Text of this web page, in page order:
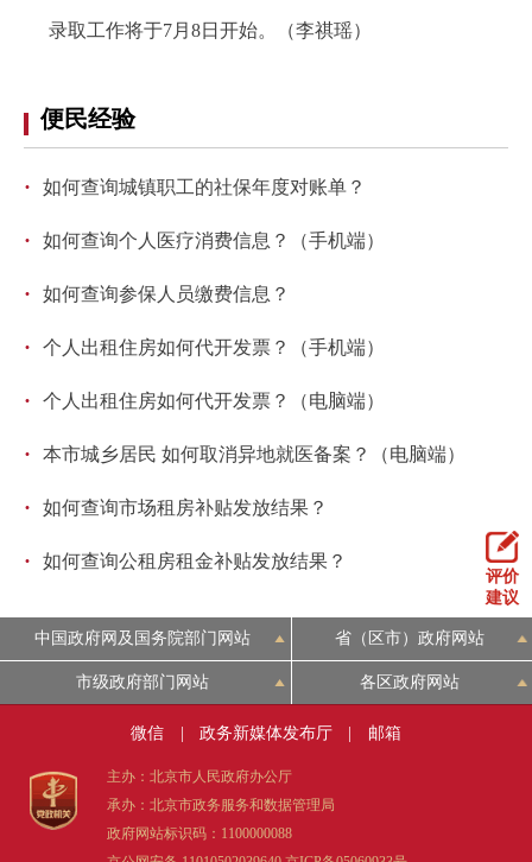
录取工作将于7月8日开始。（李祺瑶）
便民经验
· 如何查询城镇职工的社保年度对账单？
· 如何查询个人医疗消费信息？（手机端）
· 如何查询参保人员缴费信息？
· 个人出租住房如何代开发票？（手机端）
· 个人出租住房如何代开发票？（电脑端）
· 本市城乡居民 如何取消异地就医备案？（电脑端）
· 如何查询市场租房补贴发放结果？
· 如何查询公租房租金补贴发放结果？
评价
建议
中国政府网及国务院部门网站 省（区市）政府网站
市级政府部门网站 各区政府网站
微信 政务新媒体发布厅 邮箱
主办：北京市人民政府办公厅
承办：北京市政务服务和数据管理局
政府网站标识码：1100000088